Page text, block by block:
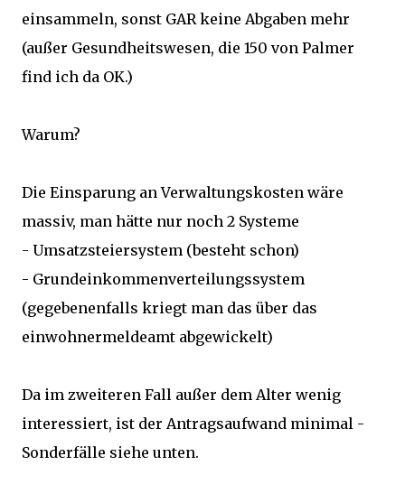
einsammeln, sonst GAR keine Abgaben mehr
(außer Gesundheitswesen, die 150 von Palmer
find ich da OK.)
Warum?
Die Einsparung an Verwaltungskosten wäre
massiv, man hätte nur noch 2 Systeme
- Umsatzsteiersystem (besteht schon)
- Grundeinkommenverteilungssystem
(gegebenenfalls kriegt man das über das
einwohnermeldeamt abgewickelt)
Da im zweiteren Fall außer dem Alter wenig
interessiert, ist der Antragsaufwand minimal -
Sonderfälle siehe unten.